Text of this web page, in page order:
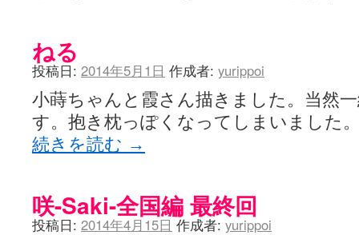
ねる
投稿日: 2014年5月1日 作成者: yurippoi
小蒔ちゃんと霞さん描きました。当然
す。抱き枕っぽくなってしまいました
続きを読む →
咲-Saki-全国編 最終回
投稿日: 2014年4月15日 作成者: yurippoi